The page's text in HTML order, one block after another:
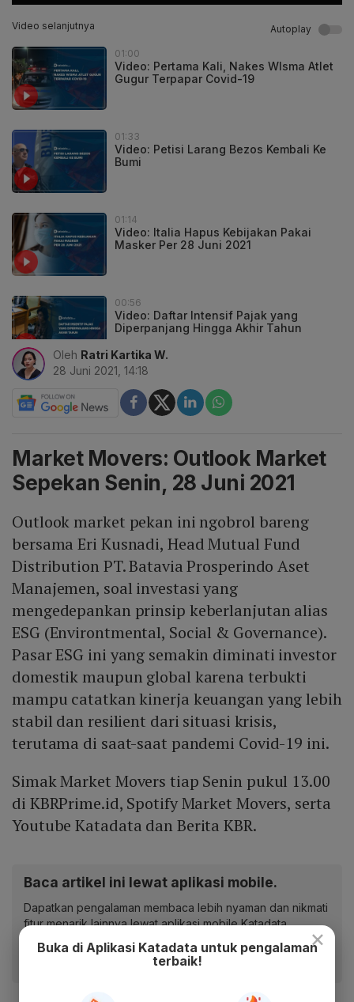
Video selanjutnya Autoplay
01:00
Video: Pertama Kali, Nakes WIsma Atlet
Gugur Terpapar Covid-19
01:33
Video: Petisi Larang Bezos Kembali Ke
Bumi
01:14
Video: Italia Hapus Kebijakan Pakai
Masker Per 28 Juni 2021
00:56
Video: Daftar Intensif Pajak yang
Diperpanjang Hingga Akhir Tahun
Oleh Ratri Kartika W.
28 Juni 2021, 14:18
Market Movers: Outlook Market
Sepekan Senin, 28 Juni 2021
Outlook market pekan ini ngobrol bareng
bersama Eri Kusnadi, Head Mutual Fund
Distribution PT. Batavia Prosperindo Aset
Manajemen, soal investasi yang
mengedepankan prinsip keberlanjutan alias
ESG (Environtmental, Social & Governance).
Pasar ESG ini yang semakin diminati investor
domestik maupun global karena terbukti
mampu catatkan kinerja keuangan yang lebih
stabil dan resilient dari situasi krisis,
terutama di saat-saat pandemi Covid-19 ini.
Simak Market Movers tiap Senin pukul 13.00
di KBRPrime.id, Spotify Market Movers, serta
Youtube Katadata dan Berita KBR.
Baca artikel ini lewat aplikasi mobile.
Dapatkan pengalaman membaca lebih nyaman dan nikmati
fitur menarik lainnya lewat aplikasi mobile Katadata.
×
Buka di Aplikasi Katadata untuk pengalaman
terbaik!